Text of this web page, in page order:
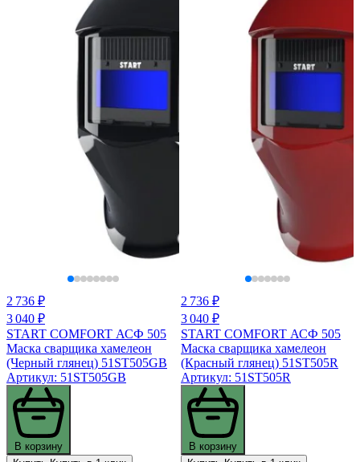
2 736 ₽
3 040 ₽
START COMFORT АСФ 505
Маска сварщика хамелеон
(Черный глянец) 51ST505GB
Артикул: 51ST505GB
В корзину
2 736 ₽
3 040 ₽
START COMFORT АСФ 505
Маска сварщика хамелеон
(Красный глянец) 51ST505R
Артикул: 51ST505R
В корзину